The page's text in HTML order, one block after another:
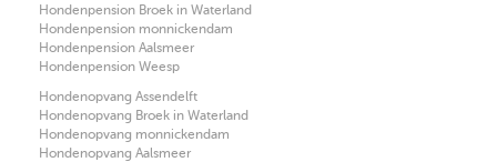
Hondenpension Broek in Waterland
Hondenpension monnickendam
Hondenpension Aalsmeer
Hondenpension Weesp
Hondenopvang Assendelft
Hondenopvang Broek in Waterland
Hondenopvang monnickendam
Hondenopvang Aalsmeer